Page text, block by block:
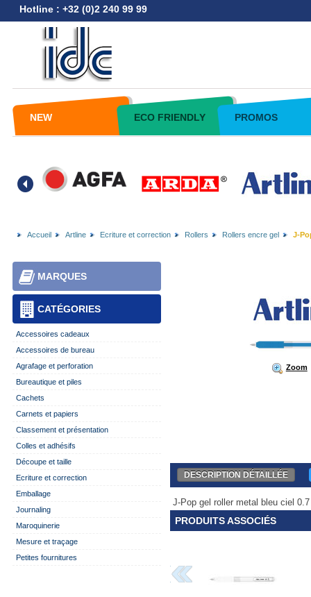
Hotline : +32 (0)2 240 99 99
NEW ECO FRIENDLY PROMOS
Accueil Artline Ecriture et correction Rollers Rollers encre gel J-
CATÉGORIES
MARQUES
Accessoires cadeaux
Accessoires de bureau
Agrafage et perforation
Bureautique et piles
Cachets
Carnets et papiers
Classement et présentation
Colles et adhésifs
Découpe et taille
Ecriture et correction
Emballage
Journaling
Maroquinerie
Mesure et traçage
Petites fournitures
Zoom
DESCRIPTION DÉTAILLÉE
J-Pop gel roller metal bleu ciel
PRODUITS ASSOCIÉS